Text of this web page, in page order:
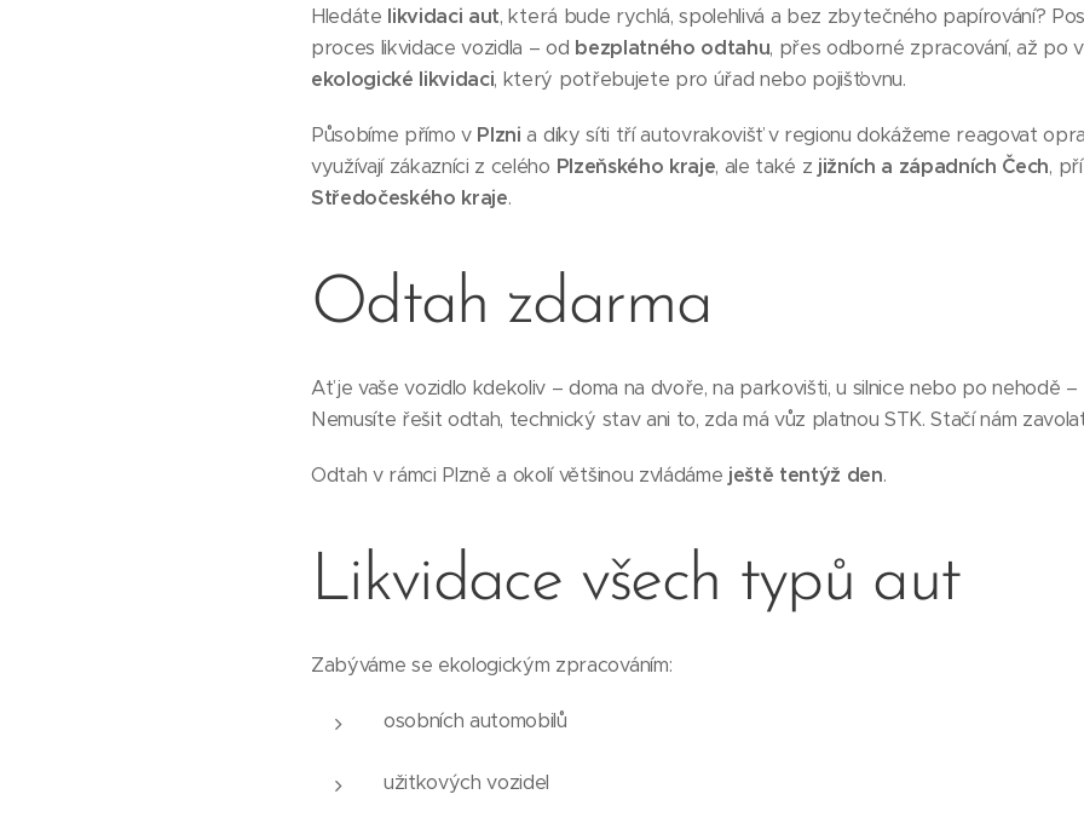
Hledáte likvidaci aut, která bude rychlá, spolehlivá a bez zbytečného papírování?
proces likvidace vozidla – od bezplatného odtahu, přes odborné zpracování, až po
ekologické likvidaci, který potřebujete pro úřad nebo pojišťovnu.
Působíme přímo v Plzni a díky síti tří autovrakovišť v regionu dokážeme reagovat
využívají zákazníci z celého Plzeňského kraje, ale také z jižních a západních Čech,
Středočeského kraje.
Odtah zdarma
Ať je vaše vozidlo kdekoliv – doma na dvoře, na parkovišti, u silnice nebo po nehodě –
Nemusíte řešit odtah, technický stav ani to, zda má vůz platnou STK. Stačí nám
Odtah v rámci Plzně a okolí většinou zvládáme ještě tentýž den.
Likvidace všech typů aut
Zabýváme se ekologickým zpracováním:
osobních automobilů
užitkových vozidel